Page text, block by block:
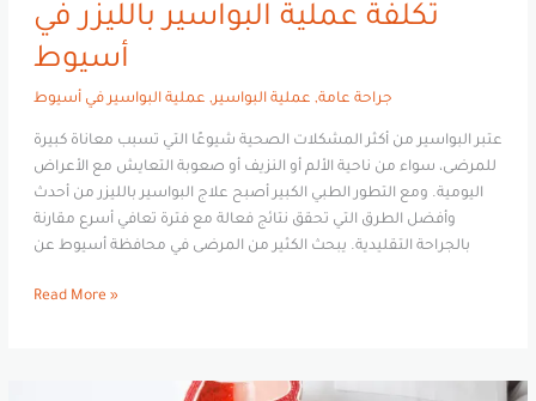
تكلفة عملية البواسير بالليزر في
أسيوط
جراحة عامة, عملية البواسير, عملية البواسير في أسيوط
عتبر البواسير من أكثر المشكلات الصحية شيوعًا التي تسبب معاناة كبيرة
للمرضى، سواء من ناحية الألم أو النزيف أو صعوبة التعايش مع الأعراض
اليومية. ومع التطور الطبي الكبير أصبح علاج البواسير بالليزر من أحدث
وأفضل الطرق التي تحقق نتائج فعالة مع فترة تعافي أسرع مقارنة
بالجراحة التقليدية. يبحث الكثير من المرضى في محافظة أسيوط عن
Read More »